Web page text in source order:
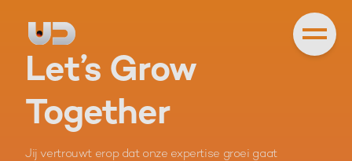
Let’s Grow
Together
Jij vertrouwt erop dat onze expertise groei gaat